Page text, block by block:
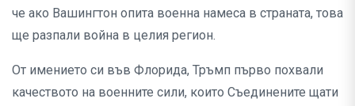
че ако Вашингтон опита военна намеса в страната, това
ще разпали война в целия регион.
От имението си във Флорида, Тръмп първо похвали
качеството на военните сили, които Съединените щати